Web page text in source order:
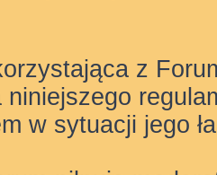
z
niniejszego
w sytuacji jego